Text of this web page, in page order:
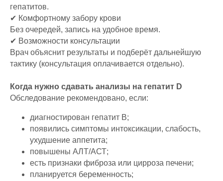
гепатитов.
✔ Комфортному забору крови
Без очередей, запись на удобное время.
✔ Возможности консультации
Врач объяснит результаты и подберёт дальнейшую
тактику (консультация оплачивается отдельно).
Когда нужно сдавать анализы на гепатит D
Обследование рекомендовано, если:
диагностирован гепатит B;
появились симптомы интоксикации, слабость,
ухудшение аппетита;
повышены АЛТ/АСТ;
есть признаки фиброза или цирроза печени;
планируется беременность;